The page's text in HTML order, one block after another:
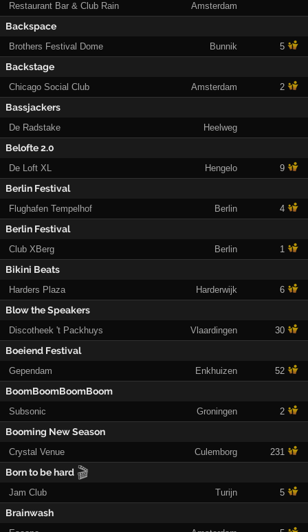
Restaurant Bar & Club Rain Amsterdam
Backspace
Brothers Festival Dome Bunnik 5
Backstage
Chicago Social Club Amsterdam 2
Bassjackers
De Radstake Heelweg
Belofte 2.0
De Loft XL Hengelo 9
Berlin Festival
Flughafen Tempelhof Berlin 4
Berlin Festival
Club XBerg Berlin 1
Bikini Beats
Harders Plaza Harderwijk 6
Blow the Speakers
Discotheek 't Packhuys Vlaardingen 30
Boeiend Festival
Gependam Enkhuizen 52
BoomBoomBoomBoom
Subsonic Groningen 2
Booming New Season
Crystal Venue Culemborg 231
Born to be hard 🎬
Jam Club Turijn 5
Brainwash